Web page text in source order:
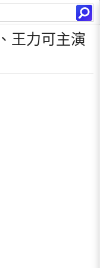
王力可主演